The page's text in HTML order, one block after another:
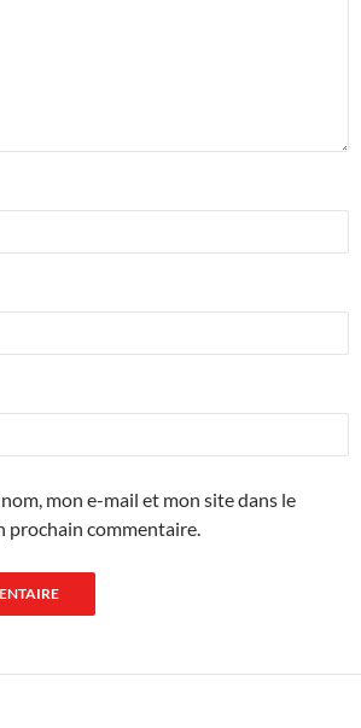
mon e-mail et mon site dans le
prochain commentaire.